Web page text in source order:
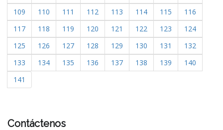
109
110 111 112 113 114 115
116
117
118 119 120 121 122 123
124
125
126 127 128 129 130 131
132
133
134 135 136 137 138 139
140
141
Contáctenos